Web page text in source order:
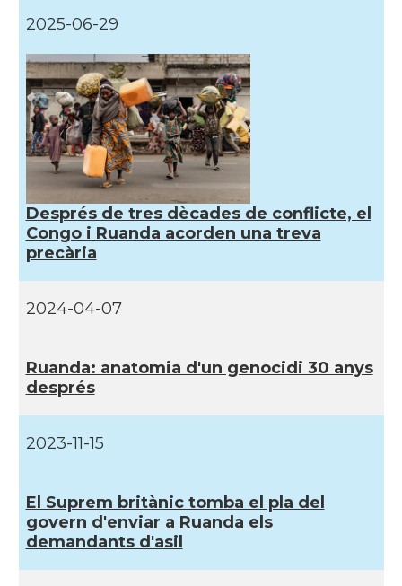
2025-06-29
Després de tres dècades de conflicte, el
Congo i Ruanda acorden una treva
precària
2024-04-07
Ruanda: anatomia d'un genocidi 30 anys
després
2023-11-15
El Suprem britànic tomba el pla del
govern d'enviar a Ruanda els
demandants d'asil